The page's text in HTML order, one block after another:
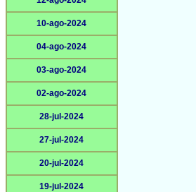
10-ago-2024
04-ago-2024
03-ago-2024
02-ago-2024
28-jul-2024
27-jul-2024
20-jul-2024
19-jul-2024